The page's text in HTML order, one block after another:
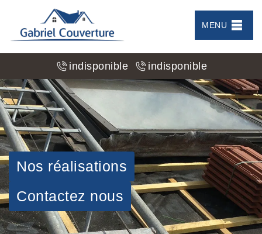
MENU
indisponible indisponible
Nos réalisations
Contactez nous